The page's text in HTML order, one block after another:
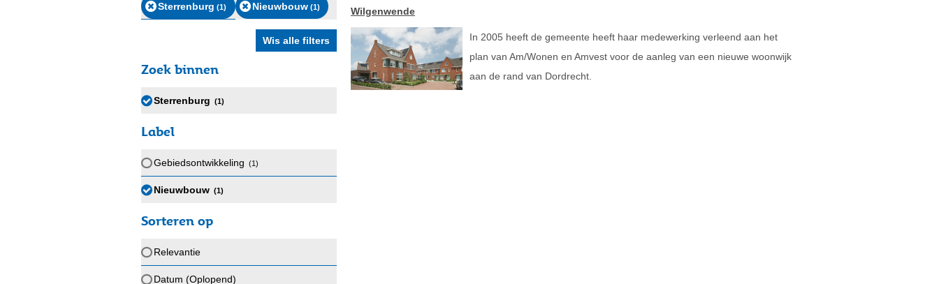
Wilgenwende
In 2005 heeft de gemeente heeft haar medewerking verleend aan het
plan van Am/Wonen en Amvest voor de aanleg van een nieuwe woonwijk
aan de rand van Dordrecht.
Sterrenburg (1) Nieuwbouw(1)
Zoek binnen
Sterrenburg (1)
Label
Gebiedsontwikkeling (1)
Nieuwbouw (1)
Sorteren op
Relevantie
Datum (Oplopend)